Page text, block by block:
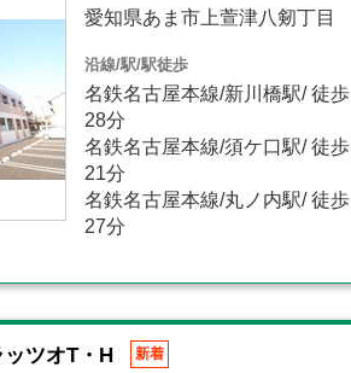
愛知県あま市上萱津八剱丁目
沿線/駅/駅徒歩
名鉄名古屋本線/新川橋駅/ 徒歩
28分
名鉄名古屋本線/須ケ口駅/ 徒歩
21分
名鉄名古屋本線/丸ノ内駅/ 徒歩
27分
ツオT・H 新着